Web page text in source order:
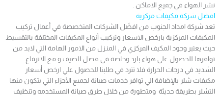
نشر الهواء في جميع الاماكن .
افضل شركة مكيفات مركزية
تعد شركة امداد الجنوب من افضَل الشركات المتخصصة في أعمال تركيب
المكيفات المركزية بارخص الاسعار وتركيب أنواع المكيفات المختلفة بالتقسيط
حيث يعتبر وجود المكيف المركزي في المنـزل من الامور الهامة التي لابد من
توافرها للحصول علي هواء بارد وخاصة في فصل الصيف و مع الاترفاع
الشديد في درجات الحرارة فلا تترد في طلبنا للحصول علي ارخص أسعار
مكيفات شلر بالإضافة الي توافر خدمات صيانة لجميع الأجزاء التي يتكون منها
التشلر بطريقة حديثة ومتطورة من خلال طرق صيانة المستخدمه وتنظيف